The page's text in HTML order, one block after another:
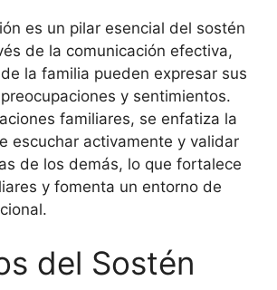
es un pilar esencial del sostén
de la comunicación efectiva,
la familia pueden expresar sus
y sentimientos.
familiares, se enfatiza la
escuchar activamente y validar
de los demás, lo que fortalece
y fomenta un entorno de
del Sostén